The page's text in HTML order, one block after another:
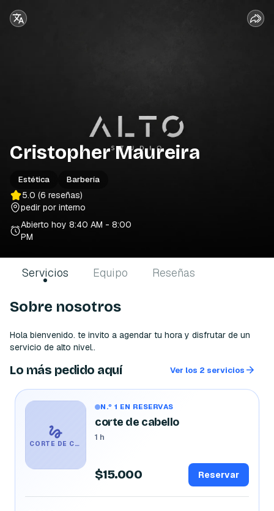
Cristopher Maureira
Estética Barbería
5.0 (6 reseñas)
pedir por interno
Abierto hoy 8:40 AM - 8:00
PM
Servicios Equipo Reseñas
Sobre nosotros
Hola bienvenido. te invito a agendar tu hora y disfrutar de un
servicio de alto nivel..
Lo más pedido aquí Ver los 2 servicios
CORTE DE CABELLO
N.º 1 EN RESERVAS
corte de cabello
1 h
$15.000 Reservar